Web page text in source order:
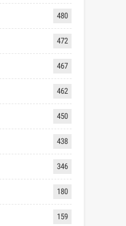
480
472
467
462
450
438
346
180
159